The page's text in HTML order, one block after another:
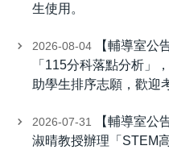
生使用。
2026-08-04
【輔導室公
「115分科落點分析」
助學生排序志願，歡迎
2026-07-31
【輔導室公
淑晴教授辦理「STEM